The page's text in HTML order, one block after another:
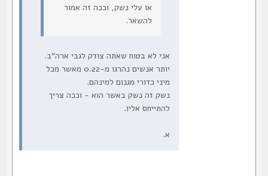
או עלי נשק, וככה זה אמור
להשאר.
אני לא בטוח שאתה צודק לגבי ארה"ב.
יותר אנשים נהרגו מ-0.22 מאשר מכל
מיני כדורי מגנום למינהם.
נשק זה נשק באשר הוא - וככה צריך
להתייחס אליו.